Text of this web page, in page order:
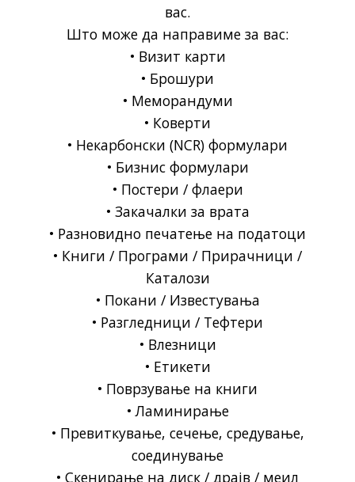
вас.
Што може да направиме за вас:
• Визит карти
• Брошури
• Меморандуми
• Коверти
• Некарбонски (NCR) формулари
• Бизнис формулари
• Постери / флаери
• Закачалки за врата
• Разновидно печатење на податоци
• Книги / Програми / Прирачници /
Каталози
• Покани / Известувања
• Разгледници / Тефтери
• Влезници
• Етикети
• Поврзување на книги
• Ламинирање
• Превиткување, сечење, средување,
соединување
• Скенирање на диск / драјв / меил